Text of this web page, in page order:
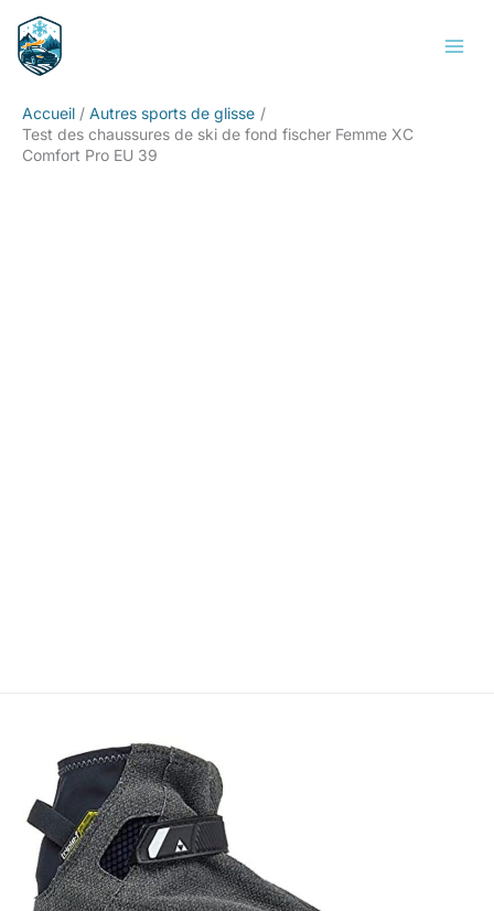
contenu
Accueil
Autres sports de glisse
Test des chaussures de ski de fond fischer Femme XC
Comfort Pro EU 39
Rechercher